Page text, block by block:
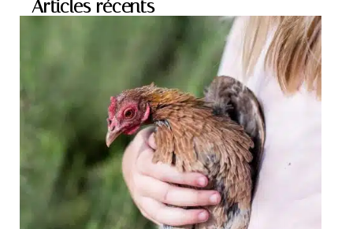
Articles récents